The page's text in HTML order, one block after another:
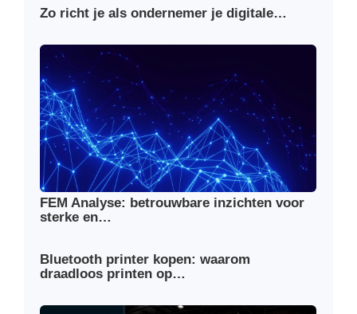
Zo richt je als ondernemer je digitale…
FEM Analyse: betrouwbare inzichten voor
sterke en…
Bluetooth printer kopen: waarom
draadloos printen op…